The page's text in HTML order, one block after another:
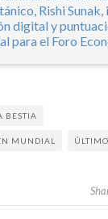
Rishi Sunak,
digital y
para el Foro
BESTIA
MUNDIAL